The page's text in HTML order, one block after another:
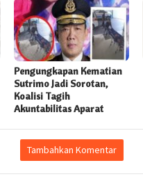
Pengungkapan Kematian
Sutrimo Jadi Sorotan,
Koalisi Tagih
Akuntabilitas Aparat
Tambahkan Komentar